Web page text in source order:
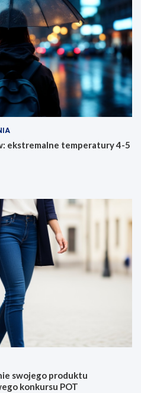
ekstremalne temperatury 4-5
swojego produktu
konkursu POT